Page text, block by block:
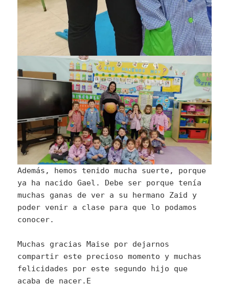
Además, hemos tenido mucha suerte, porque
ya ha nacido Gael. Debe ser porque tenía
muchas ganas de ver a su hermano Zaid y
poder venir a clase para que lo podamos
conocer.
Muchas gracias Maise por dejarnos
compartir este precioso momento y muchas
felicidades por este segundo hijo que
acaba de nacer.E